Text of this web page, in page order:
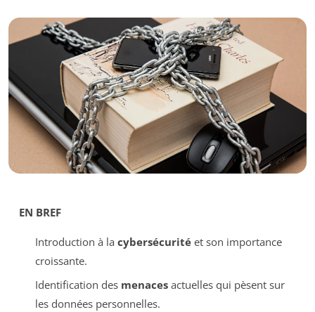
EN BREF
Introduction à la cybersécuritéet son importance
croissante.
Identification des menacesactuelles qui pèsent sur
les données personnelles.